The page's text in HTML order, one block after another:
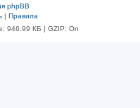
phpBB
| Правила
946.99 КБ | GZIP: On